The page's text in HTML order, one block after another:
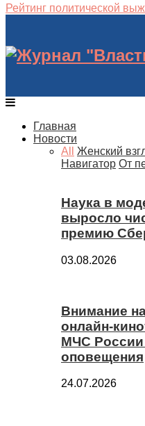
Рейтинг политической
Главная
Новости
All
Женский
Навигатор От
Наука в
выросло
премию
03.08.2026
Внимание
онлайн-
МЧС России
оповещения
24.07.2026